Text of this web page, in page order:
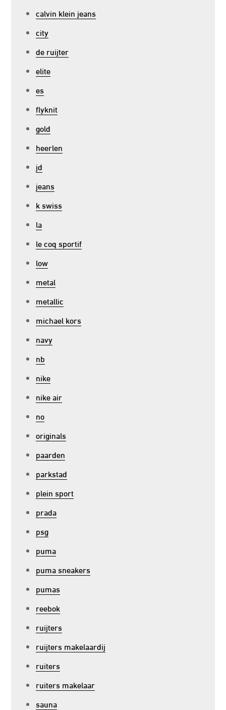
calvin klein jeans
city
de ruijter
elite
es
flyknit
gold
heerlen
jd
jeans
k swiss
la
le coq sportif
low
metal
metallic
michael kors
navy
nb
nike
nike air
no
originals
paarden
parkstad
plein sport
prada
psg
puma
puma sneakers
pumas
reebok
ruijters
ruijters makelaardij
ruiters
ruiters makelaar
sauna